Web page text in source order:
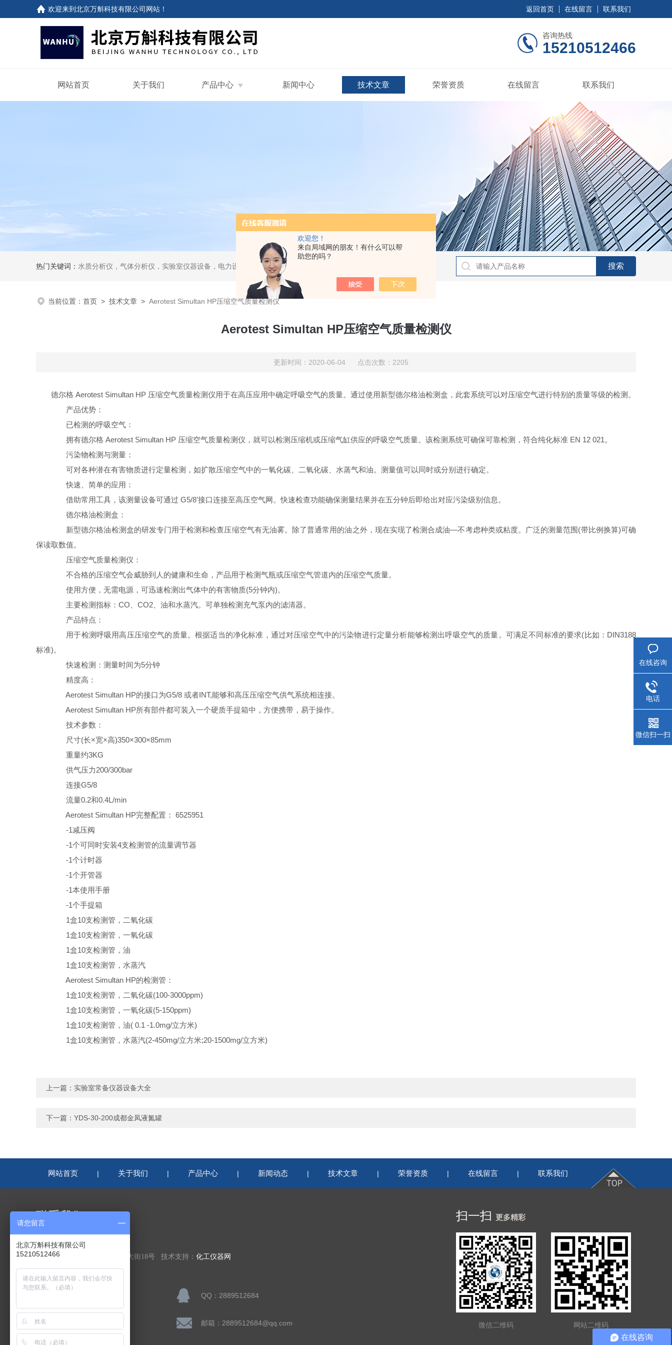
欢迎您！
来自局域网的朋友！有什么可以帮
助您的吗？
欢迎来到北京万斛科技有限公司网站 ！ 返回首页 在线留言 联系我们
咨询热线
15210512466
网站首页 关于我们 产品中心 新闻中心 技术文章 荣誉资质 在线留言 联系我们
热门关键词： 水质分析仪，气体分析仪，实验室仪器设备，电力设备、无损检测。
当前位置： 首页 > 技术文章 > Aerotest Simultan HP压缩空气质量检测仪
Aerotest Simultan HP压缩空气质量检测仪
更新时间：2020-06-04 点击次数：2205
德尔格 Aerotest Simultan HP 压缩空气质量检测仪用于在高压应用中确定呼吸空气的质量。通过使用新型德尔格油检测盒，此套系统可以对压缩空气进行特别的质量等级的检测。
产品优势：
已检测的呼吸空气：
拥有德尔格 Aerotest Simultan HP 压缩空气质量检测仪，就可以检测压缩机或压缩气缸供应的呼吸空气质量。该检测系统可确保可靠检测，符合纯化标准 EN 12 021。
污染物检测与测量：
可对各种潜在有害物质进行定量检测，如扩散压缩空气中的一氧化碳、二氧化碳、水蒸气和油。测量值可以同时或分别进行确定。
快速、简单的应用：
借助常用工具，该测量设备可通过 G5/8’接口连接至高压空气网。快速检查功能确保测量结果并在五分钟后即给出对应污染级别信息。
德尔格油检测盒：
新型德尔格油检测盒的研发专门用于检测和检查压缩空气有无油雾。除了普通常用的油之外，现在实现了检测合成油—不考虑种类或粘度。广泛的测量范围(带比例换算)可确
保读取数值。
压缩空气质量检测仪：
不合格的压缩空气会威胁到人的健康和生命，产品用于检测气瓶或压缩空气管道内的压缩空气质量。
使用方便，无需电源，可迅速检测出气体中的有害物质(5分钟内)。
主要检测指标：CO、CO2、油和水蒸汽。可单独检测充气泵内的滤清器。
产品特点：
用于检测呼吸用高压压缩空气的质量。根据适当的净化标准，通过对压缩空气中的污染物进行定量分析能够检测出呼吸空气的质量。可满足不同标准的要求(比如：DIN3188
标准)。
快速检测：测量时间为5分钟
精度高：
Aerotest Simultan HP的接口为G5/8 或者INT,能够和高压压缩空气供气系统相连接。
Aerotest Simultan HP所有部件都可装入一个硬质手提箱中，方便携带，易于操作。
技术参数：
尺寸(长×宽×高)350×300×85mm
重量约3KG
供气压力200/300bar
连接G5/8
流量0.2和0.4L/min
Aerotest Simultan HP完整配置： 6525951
-1减压阀
-1个可同时安装4支检测管的流量调节器
-1个计时器
-1个开管器
-1本使用手册
-1个手提箱
1盒10支检测管，二氧化碳
1盒10支检测管，一氧化碳
1盒10支检测管，油
1盒10支检测管，水蒸汽
Aerotest Simultan HP的检测管：
1盒10支检测管，二氧化碳(100-3000ppm)
1盒10支检测管，一氧化碳(5-150ppm)
1盒10支检测管，油( 0.1 -1.0mg/立方米)
1盒10支检测管，水蒸汽(2-450mg/立方米;20-1500mg/立方米)
上一篇： 实验室常备仪器设备大全
下一篇： YDS-30-200成都金凤液氮罐
网站首页 | 关于我们 | 产品中心 | 新闻动态 | 技术文章 | 荣誉资质 | 在线留言 | 联系我们
联系我们
公司地址：北京市房山区凯旋大街18号 技术支持： 化工仪器网
QQ：2889512684
邮箱：2889512684@qq.com
扫一扫 更多精彩
微信二维码 网站二维码
在线咨询
电话
微信扫一扫
在线咨询
请您留言
北京万斛科技有限公司
15210512466